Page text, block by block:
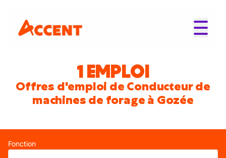
1 EMPLOI
Offres d'emploi de Conducteur de
machines de forage à Gozée
Fonction